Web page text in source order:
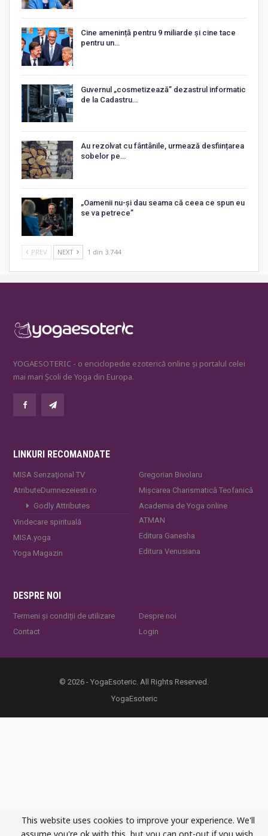
Cine amenință pentru 9 miliarde și cine tace
pentru un…
Guvernul „cosmetizează” dezastrul informatic
de la Cadastru…
Au rezolvat cu fântânile, urmează desființarea
sobelor pe…
„Oamenii nu-și dau seama că ceea ce spun eu
se va petrece”
PREV NEXT 1 din 3.744
YOGAESOTERIC - o enciclopedie ezoterică online și portalul celei
mai mari Școli de Yoga din Europa.
LINKURI RECOMANDATE
MISA Senzaţional TV
AtributeDumnezeiesti.ro
Godly Attributes
Vindecare spirituală
MISA.yoga
Yoga Magazin
Gregorian Bivolaru
Mișcarea Charismatică Teofanică
Academia de Yoga online
ATMAN
Editura Ganesha
Editura Venusiana
DESPRE NOI
Termeni și condiții de utilizare
Contact
Despre noi
Login
© 2026 - YogaEsoteric. All Rights Reserved.
YogaEsoteric
This website uses cookies to improve your experience. We'll